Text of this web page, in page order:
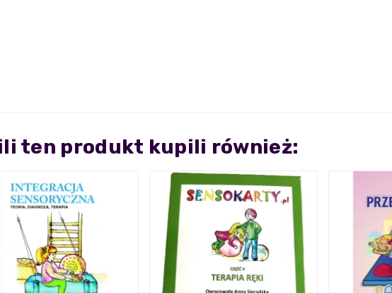
ten produkt kupili również: